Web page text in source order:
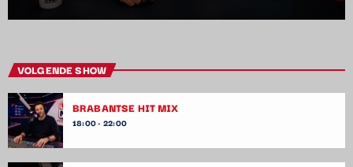
VOLGENDE SHOW
BRABANTSE HIT MIX
18:00 - 22:00